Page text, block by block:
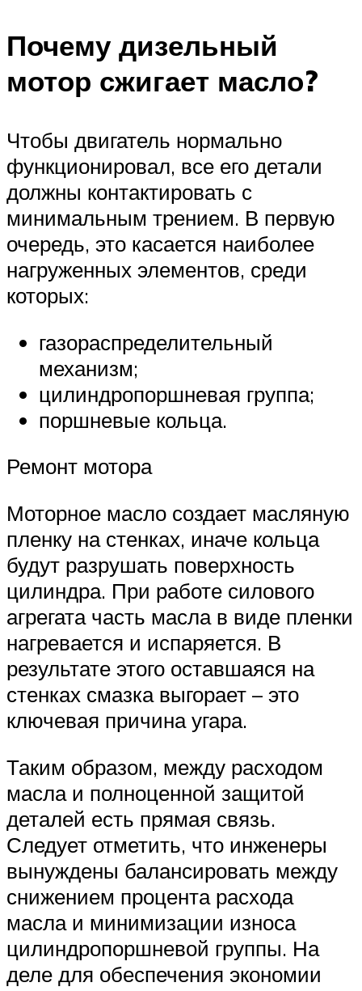
Почему дизельный
мотор сжигает масло?
Чтобы двигатель нормально
функционировал, все его детали
должны контактировать с
минимальным трением. В первую
очередь, это касается наиболее
нагруженных элементов, среди
которых:
газораспределительный
механизм;
цилиндропоршневая группа;
поршневые кольца.
Ремонт мотора
Моторное масло создает масляную
пленку на стенках, иначе кольца
будут разрушать поверхность
цилиндра. При работе силового
агрегата часть масла в виде пленки
нагревается и испаряется. В
результате этого оставшаяся на
стенках смазка выгорает – это
ключевая причина угара.
Таким образом, между расходом
масла и полноценной защитой
деталей есть прямая связь.
Следует отметить, что инженеры
вынуждены балансировать между
снижением процента расхода
масла и минимизации износа
цилиндропоршневой группы. На
деле для обеспечения экономии